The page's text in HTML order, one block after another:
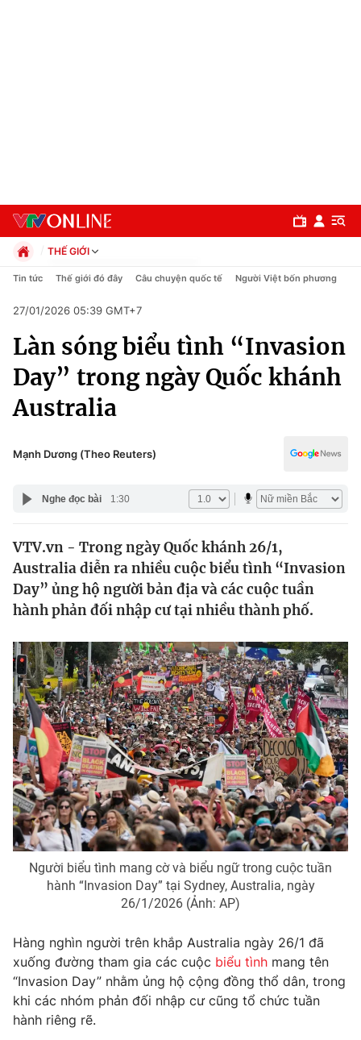
Chuyên mục
Chính trị
Xã hội
Pháp luật
Y tế
Thế giới
Tin tức
Thế giới đó đây
Câu chuyện quốc tế
Kinh tế
Thị trường
Góc doanh nghiệp
Dữ liệu và đời sống
Truyền hình
Phim VTV
Hậu trường
Nhân vật
Khán giả
Giải sao mai
Giải trí
Điện ảnh
Âm nhạc
Sao
Đời sống
Du lịch
Làm đẹp
Chất lượng cuộc sống
Giáo dục
Tuyển sinh
Công nghệ
Hitech Công nghệ tương lai
Sản phẩm
Thị trường
Tư vấn
Lịch phát sóng
Chuyên mục khác
THẾ GIỚI
Chính trị
Pháp luật
Kinh tế
Thể thao
Truyền hình
Văn hóa - Giải trí
Công nghệ
Tin tức Thế giới đó đây Câu chuyện quốc tế Người Việt bốn phương
27/01/2026 05:39 GMT+7
Làn sóng biểu tình “Invasion
Day” trong ngày Quốc khánh
Australia
Mạnh Dương (Theo Reuters)
Nghe đọc bài 1:30
VTV.vn - Trong ngày Quốc khánh 26/1,
Australia diễn ra nhiều cuộc biểu tình “Invasion
Day” ủng hộ người bản địa và các cuộc tuần
hành phản đối nhập cư tại nhiều thành phố.
Người biểu tình mang cờ và biểu ngữ trong cuộc tuần
hành “Invasion Day” tại Sydney, Australia, ngày
26/1/2026 (Ảnh: AP)
Hàng nghìn người trên khắp Australia ngày 26/1 đã
xuống đường tham gia các cuộc biểu tình mang tên
“Invasion Day” nhằm ủng hộ cộng đồng thổ dân, trong
khi các nhóm phản đối nhập cư cũng tổ chức tuần
hành riêng rẽ.